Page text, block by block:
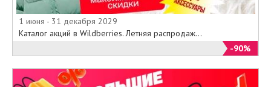
1 июня - 31 декабря 2029
Каталог акций в Wildberries. Летняя распродаж...
-90%